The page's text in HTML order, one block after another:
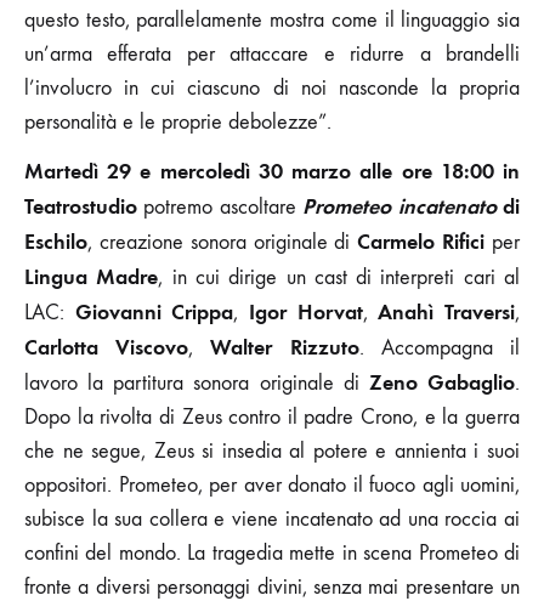
questo testo, parallelamente mostra come il linguaggio sia
un’arma efferata per attaccare e ridurre a brandelli
l’involucro in cui ciascuno di noi nasconde la propria
personalità e le proprie debolezze”.
Martedì 29 e mercoledì 30 marzo alle ore 18:00 in
Teatrostudio potremo ascoltare Prometeo incatenatodi
Eschilo, creazione sonora originale diCarmelo Rifici per
Lingua Madre, in cui dirige un cast di interpreti cari al
LAC: Giovanni Crippa, Igor Horvat,Anahì Traversi,
Carlotta Viscovo,Walter Rizzuto. Accompagna il
lavoro la partitura sonora originale di Zeno Gabaglio.
Dopo la rivolta di Zeus contro il padre Crono, e la guerra
che ne segue, Zeus si insedia al potere e annienta i suoi
oppositori. Prometeo, per aver donato il fuoco agli uomini,
subisce la sua collera e viene incatenato ad una roccia ai
confini del mondo. La tragedia mette in scena Prometeo di
fronte a diversi personaggi divini, senza mai presentare un